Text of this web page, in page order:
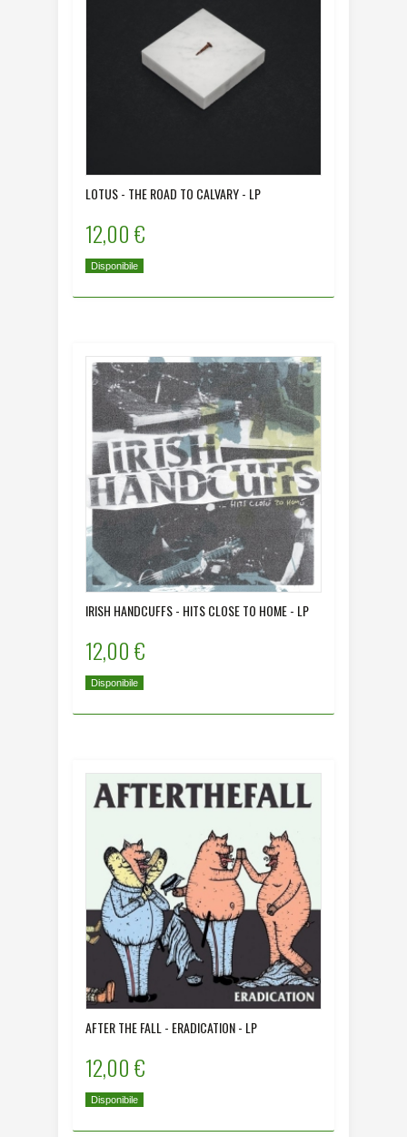
LOTUS - THE ROAD TO CALVARY - LP
12,00 €
Disponibile
IRISH HANDCUFFS - HITS CLOSE TO HOME - LP
12,00 €
Disponibile
AFTER THE FALL - ERADICATION - LP
12,00 €
Disponibile